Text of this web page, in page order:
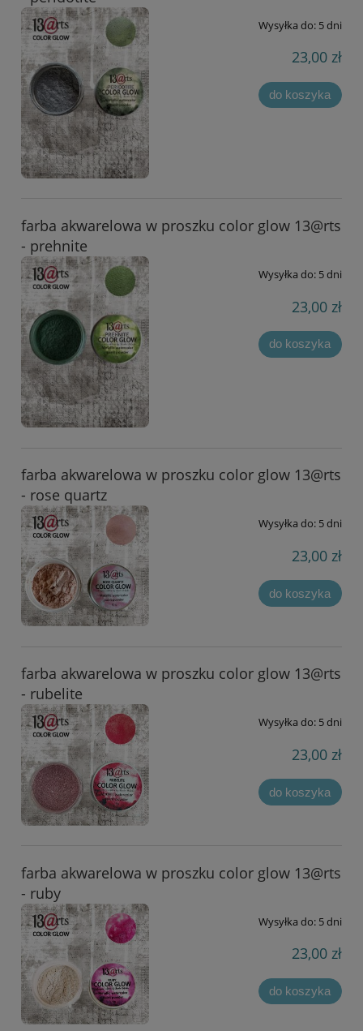
Wysyłka do: 5 dni
23,00 zł
do koszyka
farba akwarelowa w proszku color glow 13@rts
- prehnite
Wysyłka do: 5 dni
23,00 zł
do koszyka
farba akwarelowa w proszku color glow 13@rts
- rose quartz
Wysyłka do: 5 dni
23,00 zł
do koszyka
farba akwarelowa w proszku color glow 13@rts
- rubelite
Wysyłka do: 5 dni
23,00 zł
do koszyka
farba akwarelowa w proszku color glow 13@rts
- ruby
Wysyłka do: 5 dni
23,00 zł
do koszyka